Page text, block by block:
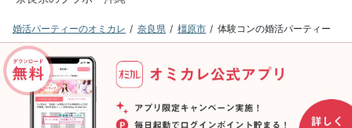
婚活パーティーのオミカレ 奈良県 橿原市 体験コンの婚活パーティー